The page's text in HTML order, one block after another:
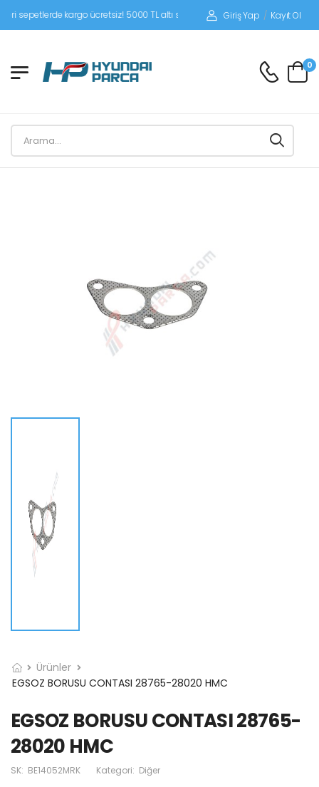
kargo ücretsiz! 5000 TL altı siparişlerinizde siparişleriniz alıcı
Giriş Yap / Kayıt Ol
0
Ürünler
EGSOZ BORUSU CONTASI 28765-28020 HMC
EGSOZ BORUSU CONTASI 28765-
28020 HMC
SK: BE14052MRK Kategori: Diğer